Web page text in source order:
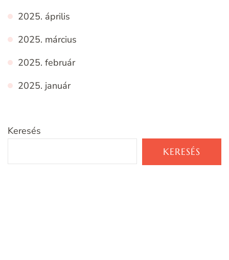
2025. április
2025. március
2025. február
2025. január
Keresés
KERESÉS